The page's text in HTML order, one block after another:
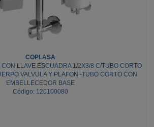
COPLASA
LLAVE ESCUADRA 1/2X3/8 C/TUBO CORTO
VALVULA Y PLAFON -TUBO CORTO CON
EMBELLECEDOR BASE
Código: 120100080